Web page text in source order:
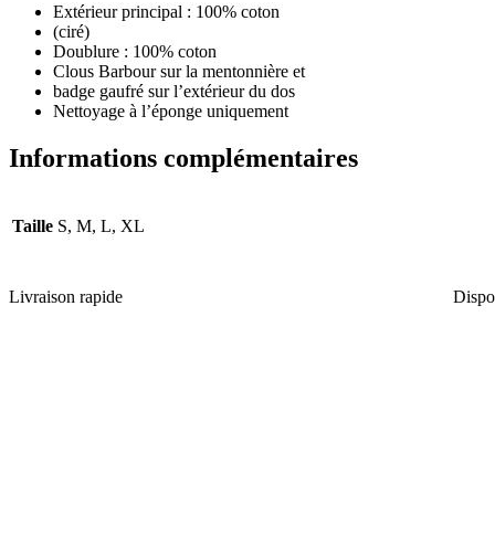
Extérieur principal : 100% coton
(ciré)
Doublure : 100% coton
Clous Barbour sur la mentonnière et
badge gaufré sur l’extérieur du dos
Nettoyage à l’éponge uniquement
Informations complémentaires
Taille S, M, L, XL
Livraison rapide